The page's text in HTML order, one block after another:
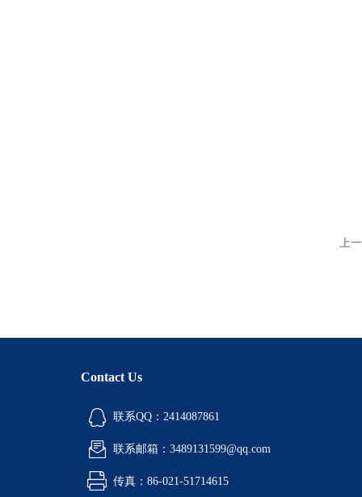
上
Contact Us
联系QQ：2414087861
联系邮箱：3489131599@qq.com
传真：86-021-51714615